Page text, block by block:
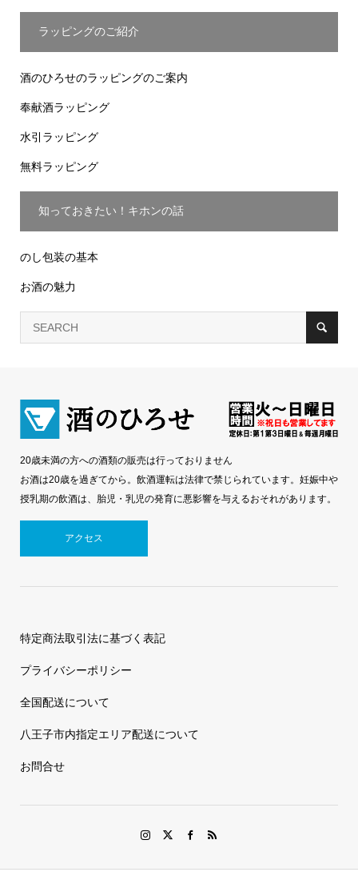
ラッピングのご紹介
酒のひろせのラッピングのご案内
奉献酒ラッピング
水引ラッピング
無料ラッピング
知っておきたい！キホンの話
のし包装の基本
お酒の魅力
20歳未満の方への酒類の販売は行っておりません
お酒は20歳を過ぎてから。飲酒運転は法律で禁じられています。妊娠中や
授乳期の飲酒は、胎児・乳児の発育に悪影響を与えるおそれがあります。
アクセス
特定商法取引法に基づく表記
プライバシーポリシー
全国配送について
八王子市内指定エリア配送について
お問合せ